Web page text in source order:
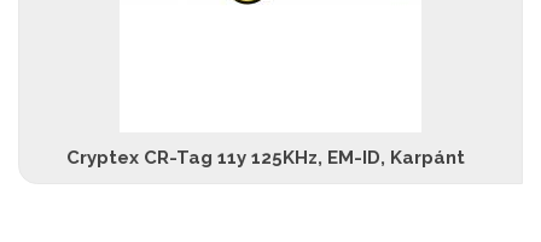
Cryptex CR-Tag 11y 125KHz, EM-ID, Karpánt